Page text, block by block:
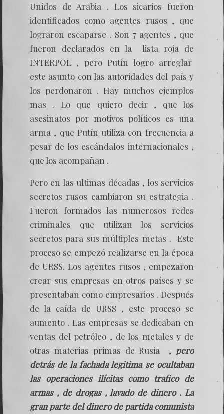
Unidos de Arabia . Los sicarios fueron
identificados como agentes rusos , que
lograron escaparse . Son 7 agentes , que
fueron declarados en la lista roja de
INTERPOL , pero Putín logro arreglar
este asunto con las autoridades del país y
los perdonaron . Hay muchos ejemplos
mas . Lo que quiero decir , que los
asesinatos por motivos políticos es una
arma , que Putín utiliza con frecuencia a
pesar de los escándalos internacionales ,
que los acompañan .
Pero en las ultimas décadas , los servicios
secretos rusos cambiaron su estrategia .
Fueron formados las numerosos redes
criminales que utilizan los servicios
secretos para sus múltiples metas . Este
proceso se empezó realizarse en la época
de URSS. Los agentes rusos , empezaron
crear sus empresas en otros países y se
presentaban como empresarios . Después
de la caída de URSS , este proceso se
aumento . Las empresas se dedicaban en
ventas del petróleo , de los metales y de
otras materias primas de Rusia , pero
detrás de la fachada legitima se ocultaban
las operaciones ilícitas como trafico de
armas , de drogas , lavado de dinero . La
gran parte del dinero de partida comunista